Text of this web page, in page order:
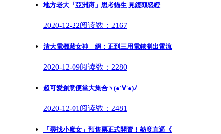
地方老大「亞洲蹲」思考貓生 見鏡頭怒瞪
2020-12-22阅读数：2167
清大電機藏女神 網：正到三用電錶測出電流
2020-12-09阅读数：2280
超可愛創意便當大集合ヽ(●´∀`●)ﾉ
2020-12-01 阅读数：2481
「尋找小魔女」預售票正式開賣！熱度直逼《